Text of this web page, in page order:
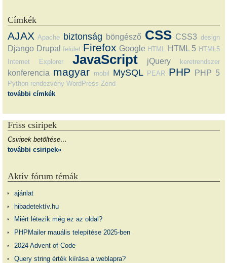
Címkék
AJAX Apache biztonság böngésző CSS CSS3 design
Django Drupal felület Firefox Google HTML HTML 5 HTML5
Internet Explorer
JavaScript jQuery keretrendszer
konferencia magyar mobil MySQL PEAR PHP PHP 5
Python rendezvény WordPress Zend
további címkék
Friss csiripek
Csiripek betöltése…
további csiripek»
Aktív fórum témák
ajánlat
hibadetektív.hu
Miért létezik még ez az oldal?
PHPMailer mauális telepítése 2025-ben
2024 Advent of Code
Query string érték kiírása a weblapra?